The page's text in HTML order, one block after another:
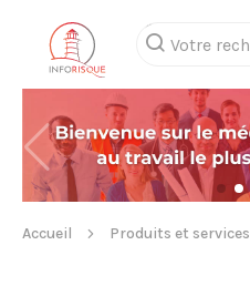
Accueil Produits et services